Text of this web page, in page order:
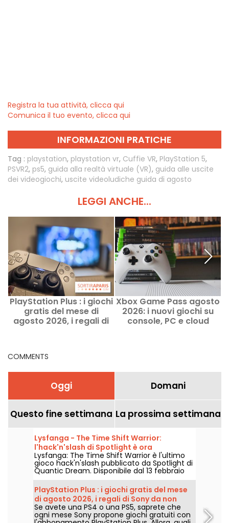
Registra la tua attività, clicca qui
Comunica il tuo evento, clicca qui
INFORMAZIONI PRATICHE
Tag : playstation, playstation vr, Cuffie VR, PlayStation 5,
PSVR2, ps5, guida alla realtà virtuale (VR), guida alle uscite
dei videogiochi, uscite videoludiche guida di agosto
LEGGI ANCHE...
PlayStation Plus : i giochi
gratis del mese di
agosto 2026, i regali di
Xbox Game Pass agosto
2026: i nuovi giochi su
console, PC e cloud
COMMENTS
Oggi Domani
Questo fine settimana La prossima settimana
Lysfanga - The Time Shift Warrior:
l'hack'n'slash di Spotlight è ora
disponibile
Lysfanga: The Time Shift Warrior è l'ultimo
gioco hack'n'slash pubblicato da Spotlight di
Quantic Dream. Disponibile dal 13 febbraio
2024 su Steam ed Epic Games Store, questo
gioco offre un'avventura epica che
combina azione intensa e strategia
temporale. Con una demo gratuita allo
Steam Next Fest, i giocatori potranno
immergersi nel mondo di Antala e
PlayStation Plus : i giochi gratis del mese
di agosto 2026, i regali di Sony da non
perdere
Se avete una PS4 o una PS5, saprete che
ogni mese Sony propone giochi gratuiti con